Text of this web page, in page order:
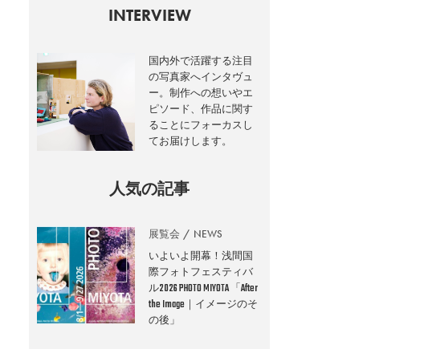
INTERVIEW
国内外で活躍する注目
の写真家へインタヴュ
ー。制作への想いやエ
ピソード、作品に関す
ることにフォーカスし
てお届けします。
人気の記事
展覧会 NEWS
いよいよ開幕！浅間国
際フォトフェスティバ
ル2026 PHOTO MIYOTA 「After
the Image｜イメージのそ
の後」